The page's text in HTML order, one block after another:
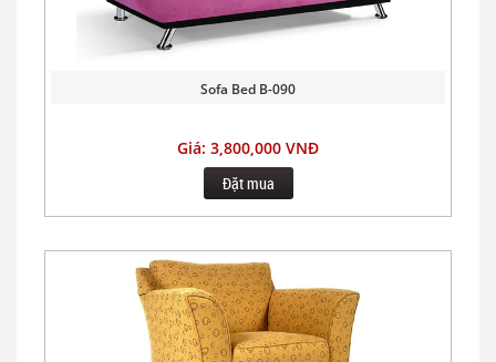
Sofa Bed B-090
Giá: 3,800,000 VNĐ
Đặt mua